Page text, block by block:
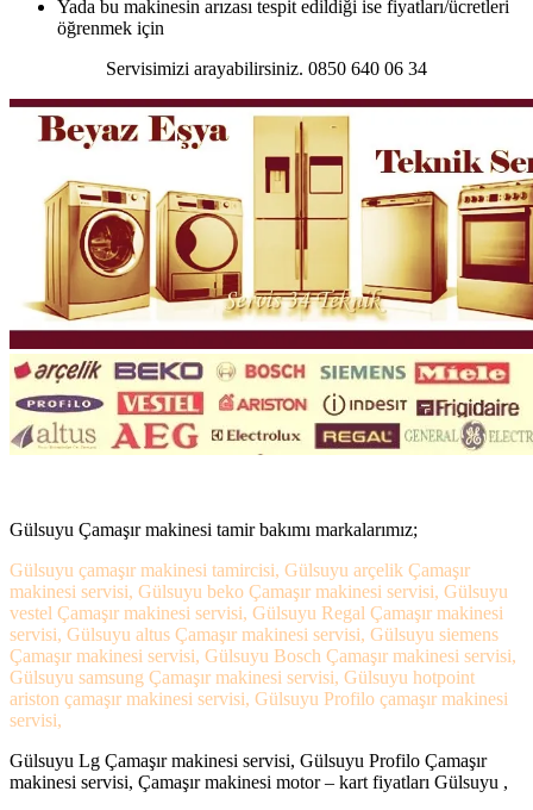
Yada bu makinesin arızası tespit edildiği ise fiyatları/ücretleri
öğrenmek için
Servisimizi arayabilirsiniz. 0850 640 06 34
Gülsuyu Çamaşır makinesi tamir bakımı markalarımız;
Gülsuyu çamaşır makinesi tamircisi, Gülsuyu arçelik Çamaşır
makinesi servisi, Gülsuyu beko Çamaşır makinesi servisi, Gülsuyu
vestel Çamaşır makinesi servisi, Gülsuyu Regal Çamaşır makinesi
servisi, Gülsuyu altus Çamaşır makinesi servisi, Gülsuyu siemens
Çamaşır makinesi servisi, Gülsuyu Bosch Çamaşır makinesi servisi,
Gülsuyu samsung Çamaşır makinesi servisi, Gülsuyu hotpoint
ariston çamaşır makinesi servisi, Gülsuyu Profilo çamaşır makinesi
servisi,
Gülsuyu Lg Çamaşır makinesi servisi, Gülsuyu Profilo Çamaşır
makinesi servisi, Çamaşır makinesi motor – kart fiyatları Gülsuyu ,